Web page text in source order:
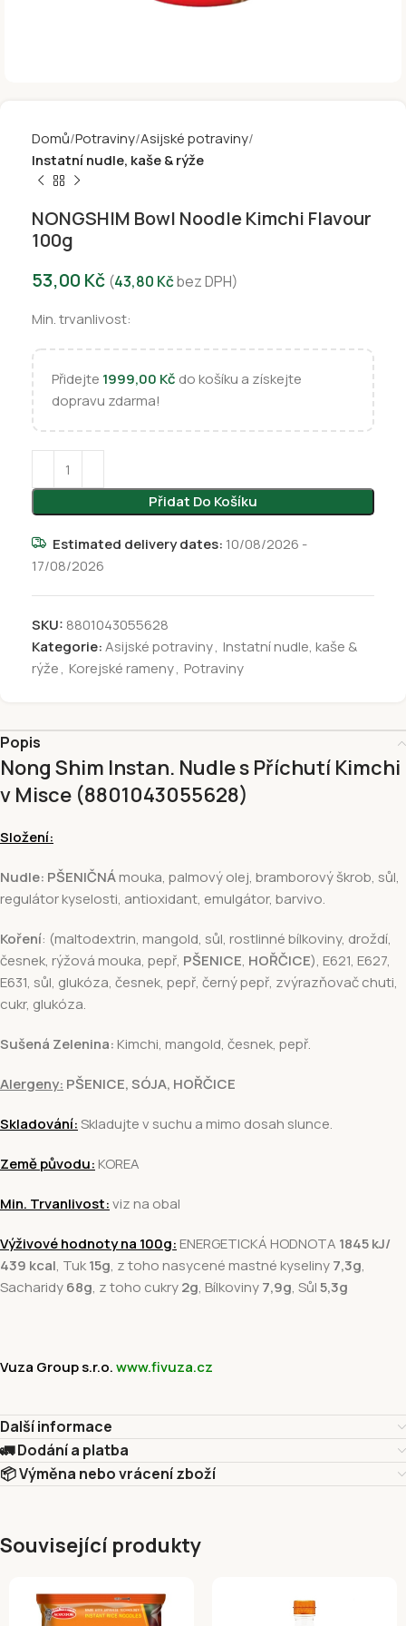
Domů Potraviny Asijské potraviny
Instatní nudle, kaše & rýže
NONGSHIM Bowl Noodle Kimchi Flavour
100g
53,00 Kč (43,80 Kčbez DPH)
Min. trvanlivost:
Přidejte 1999,00 Kč do košíku a získejte
dopravu zdarma!
Přidat Do Košíku
Estimated delivery dates: 10/08/2026 -
17/08/2026
SKU: 8801043055628
Kategorie:Asijské potraviny, Instatní nudle, kaše &
rýže, Korejské rameny, Potraviny
Popis
Nong Shim Instan. Nudle s Příchutí Kimchi
v Misce (8801043055628)
Složení:
Nudle: PŠENIČNÁmouka, palmový olej, bramborový škrob, sůl,
regulátor kyselosti, antioxidant, emulgátor, barvivo.
Koření: (maltodextrin, mangold, sůl, rostlinné bílkoviny, droždí,
česnek, rýžová mouka, pepř, PŠENICE, HOŘČICE), E621, E627,
E631, sůl, glukóza, česnek, pepř, černý pepř, zvýrazňovač chuti,
cukr, glukóza.
Sušená Zelenina: Kimchi, mangold, česnek, pepř.
Alergeny: PŠENICE, SÓJA, HOŘČICE
Skladování:Skladujte v suchu a mimo dosah slunce.
Země původu: KOREA
Min. Trvanlivost:viz na obal
Výživové hodnoty na 100g: ENERGETICKÁ HODNOTA 1845 kJ/
439 kcal, Tuk15g, z toho nasycené mastné kyseliny7,3g,
Sacharidy68g, z toho cukry2g, Bílkoviny7,9g, Sůl5,3g
Vuza Group s.r.o.www.fivuza.cz
Další informace
🚛 Dodání a platba
📦 Výměna nebo vrácení zboží
Související produkty